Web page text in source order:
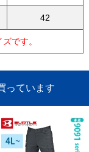
42
です。
っています